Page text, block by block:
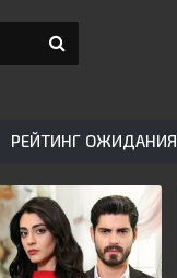
РЕЙТИНГ ОЖИДАНИЯ